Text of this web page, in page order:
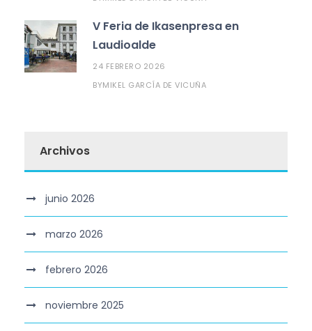
V Feria de Ikasenpresa en
Laudioalde
24 FEBRERO 2026
BYMIKEL GARCÍA DE VICUÑA
Archivos
junio 2026
marzo 2026
febrero 2026
noviembre 2025